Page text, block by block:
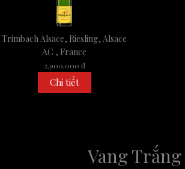
Trimbach Alsace, Riesling, Alsace
AC , France
2,900,000 đ
Chi tiết
Vang Trắng